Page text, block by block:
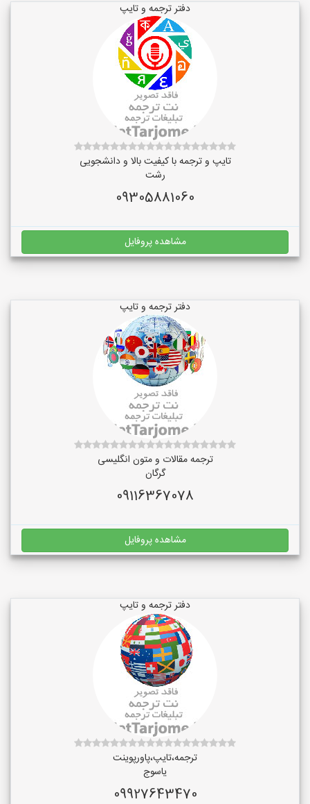
دفتر ترجمه و تایپ
تایپ و ترجمه با کیفیت بالا و دانشجویی
رشت
09305881060
مشاهده پروفایل
دفتر ترجمه و تایپ
ترجمه مقالات و متون انگلیسی
گرگان
09116367078
مشاهده پروفایل
دفتر ترجمه و تایپ
ترجمه،تایپ،پاورپوینت
یاسوج
09927643470